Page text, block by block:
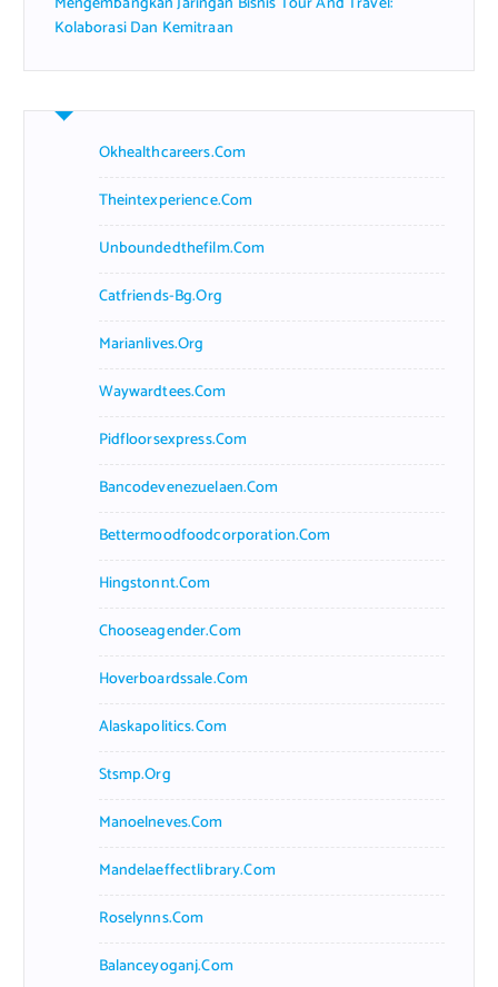
Kolaborasi Dan Kemitraan
Okhealthcareers.com
Theintexperience.com
Unboundedthefilm.com
Catfriends-Bg.org
Marianlives.org
Waywardtees.com
Pidfloorsexpress.com
Bancodevenezuelaen.com
Bettermoodfoodcorporation.com
Hingstonnt.com
Chooseagender.com
Hoverboardssale.com
Alaskapolitics.com
Stsmp.org
Manoelneves.com
Mandelaeffectlibrary.com
Roselynns.com
Balanceyoganj.com